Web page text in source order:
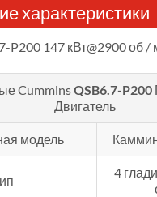
характеристики
P200 147 кВт@2900 об /
CumminsQSB6.7-P200
Двигатель
модель
4